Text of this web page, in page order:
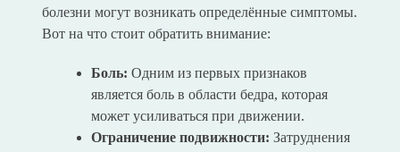
болезни могут возникать определённые симптомы.
Вот на что стоит обратить внимание:
Боль: Одним из первых признаков
является боль в области бедра, которая
может усиливаться при движении.
Ограничение подвижности: Затруднения